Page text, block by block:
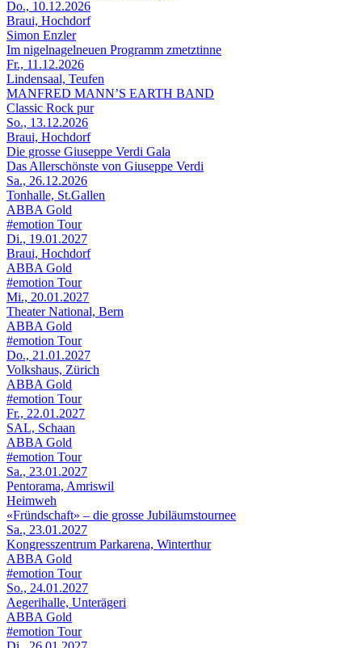
Do., 10.12.2026
Braui, Hochdorf
Simon Enzler
Im nigelnagelneuen Programm zmetztinne
Fr., 11.12.2026
Lindensaal, Teufen
MANFRED MANN’S EARTH BAND
Classic Rock pur
So., 13.12.2026
Braui, Hochdorf
Die grosse Giuseppe Verdi Gala
Das Allerschönste von Giuseppe Verdi
Sa., 26.12.2026
Tonhalle, St.Gallen
ABBA Gold
#emotion Tour
Di., 19.01.2027
Braui, Hochdorf
ABBA Gold
#emotion Tour
Mi., 20.01.2027
Theater National, Bern
ABBA Gold
#emotion Tour
Do., 21.01.2027
Volkshaus, Zürich
ABBA Gold
#emotion Tour
Fr., 22.01.2027
SAL, Schaan
ABBA Gold
#emotion Tour
Sa., 23.01.2027
Pentorama, Amriswil
Heimweh
«Fründschaft» – die grosse Jubiläumstournee
Sa., 23.01.2027
Kongresszentrum Parkarena, Winterthur
ABBA Gold
#emotion Tour
So., 24.01.2027
Aegerihalle, Unterägeri
ABBA Gold
#emotion Tour